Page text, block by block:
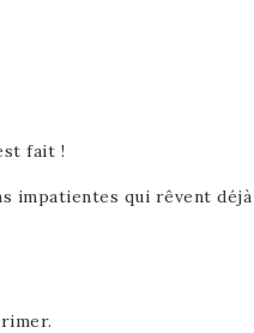
fait !
qui rêvent déjà